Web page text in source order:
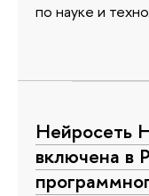
по науке и
Нейросеть
включена в